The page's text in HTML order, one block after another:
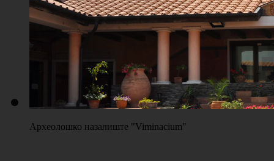
Археолошко назалиште "Viminacium"